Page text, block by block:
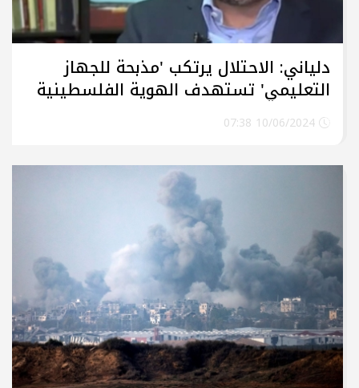
دلياني: الاحتلال يرتكب 'مذبحة للجهاز
التعليمي' تستهدف الهوية الفلسطينية
ومستقبل شعبنا